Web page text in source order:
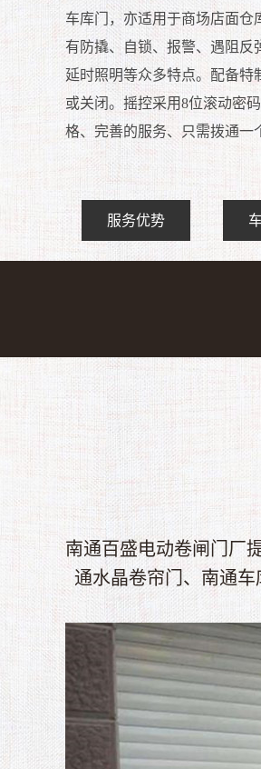
车库门，亦适用于商场店面
有防撬、自锁、报警、遇阻反
延时照明等众多特点。配备特
或关闭。摇控采用8位滚动密
格、完善的服务、只需拨通一
服务优势
南通百盛电动卷闸门厂
通水晶卷帘门、南通